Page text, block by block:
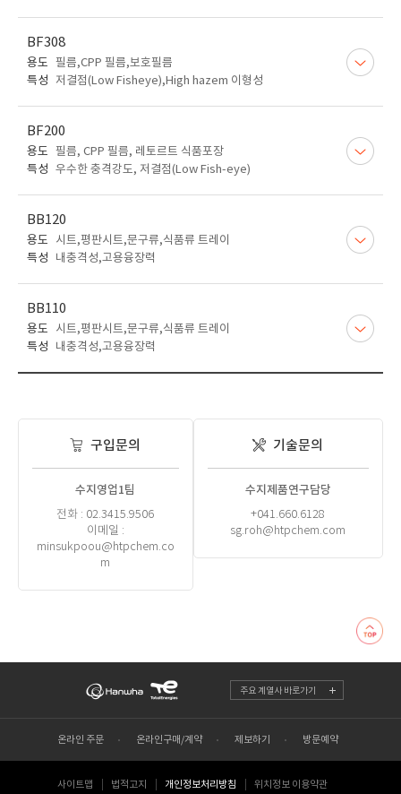
BF308
용도 필름,CPP 필름,보호필름
특성
저결점(Low Fisheye),High hazem 이형성
BF200
용도 필름, CPP 필름, 레토르트 식품포장
특성 우수한 충격강도, 저결점(Low Fish-eye)
BB120
용도
시트,평판시트,문구류,식품류 트레이
특성
내충격성,고용융장력
BB110
용도
시트,평판시트,문구류,식품류 트레이
특성
내충격성,고용융장력
구입문의
수지영업1팀
전화 : 02.3415.9506
이메일 :
minsukpoou@htpchem.co
m
기술문의
수지제품연구담당
+041.660.6128
sg.roh@htpchem.com
주요 계열사 바로가기
온라인 주문 온라인구매/계약 제보하기 방문예약
사이트맵 법적고지 개인정보처리방침 위치정보 이용약관